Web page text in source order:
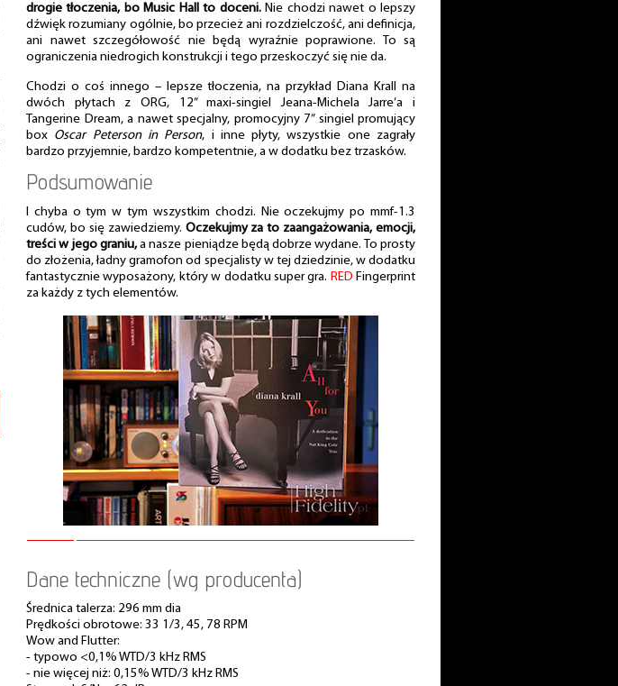
drogie tłoczenia, bo Music Hall to doceni.Nie chodzi nawet o lepszy
dźwięk rozumiany ogólnie, bo przecież ani rozdzielczość, ani definicja,
ani nawet szczegółowość nie będą wyraźnie poprawione. To są
ograniczenia niedrogich konstrukcji i tego przeskoczyć się nie da.
Chodzi o coś innego – lepsze tłoczenia, na przykład Diana Krall na
dwóch płytach z ORG, 12” maxi-singiel Jeana-Michela Jarre’a i
Tangerine Dream, a nawet specjalny, promocyjny 7” singiel promujący
box Oscar Peterson in Person, i inne płyty, wszystkie one zagrały
bardzo przyjemnie, bardzo kompetentnie, a w dodatku bez trzasków.
Podsumowanie
I chyba o tym w tym wszystkim chodzi. Nie oczekujmy po mmf-1.3
cudów, bo się zawiedziemy. Oczekujmy za to zaangażowania, emocji,
treści w jego graniu,a nasze pieniądze będą dobrze wydane. To prosty
do złożenia, ładny gramofon od specjalisty w tej dziedzinie, w dodatku
fantastycznie wyposażony, który w dodatku super gra. RED Fingerprint
za każdy z tych elementów.
Dane techniczne (wg producenta)
Średnica talerza: 296 mm dia
Prędkości obrotowe: 33 1/3, 45, 78 RPM
Wow and Flutter:
- typowo <0,1% WTD/3 kHz RMS
- nie więcej niż: 0,15% WTD/3 kHz RMS